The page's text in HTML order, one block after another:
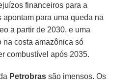
financeiros para a
apontam para uma queda na
a partir de 2030, e uma
na costa amazônica só
combustível após 2035.
Petrobras são imensos. Os